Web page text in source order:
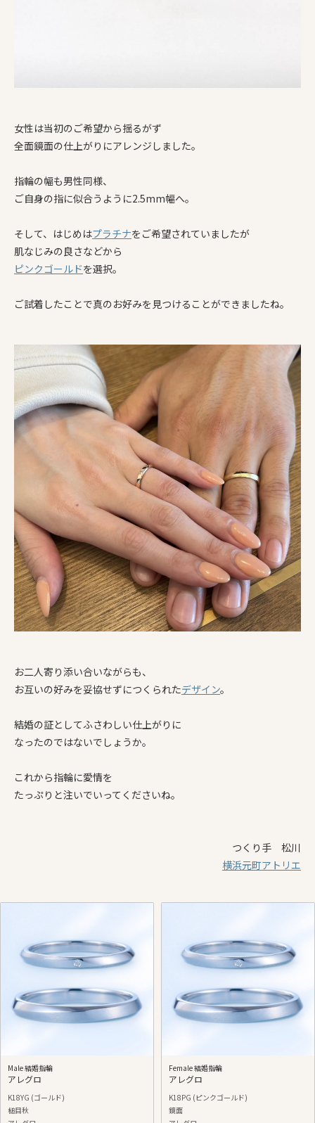
女性は当初のご希望から揺るがず
全面鏡面の仕上がりにアレンジしました。
指輪の幅も男性同様、
ご自身の指に似合うように2.5mm幅へ。
そして、はじめはプラチナをご希望されていましたが
肌なじみの良さなどから
ピンクゴールドを選択。
ご試着したことで真のお好みを見つけることができましたね。
お二人寄り添い合いながらも、
お互いの好みを妥協せずにつくられたデザイン。
結婚の証としてふさわしい仕上がりに
なったのではないでしょうか。
これから指輪に愛情を
たっぷりと注いでいってくださいね。
つくり手 松川
横浜元町アトリエ
Male 結婚指輪
アレグロ
K18YG (ゴールド)
槌目秋
Female 結婚指輪
アレグロ
K18PG (ピンクゴールド)
鏡面